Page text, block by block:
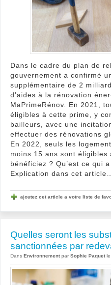
Dans le cadre du plan de
gouvernement a confirmé
supplémentaire de 2
d’aides à la rénovation
MaPrimeRénov. En 2021,
éligibles à cette prime, y
bailleurs, avec une
effectuer des rénovations
En 2022, seuls les
moins 15 ans sont éligibles
bénéficiez ? Qu’est ce qui
Explication dans cet
ajoutez cet article a votre liste de
Quelles seront les
sanctionnées par
Dans Environnementpar Sophie Paquetle